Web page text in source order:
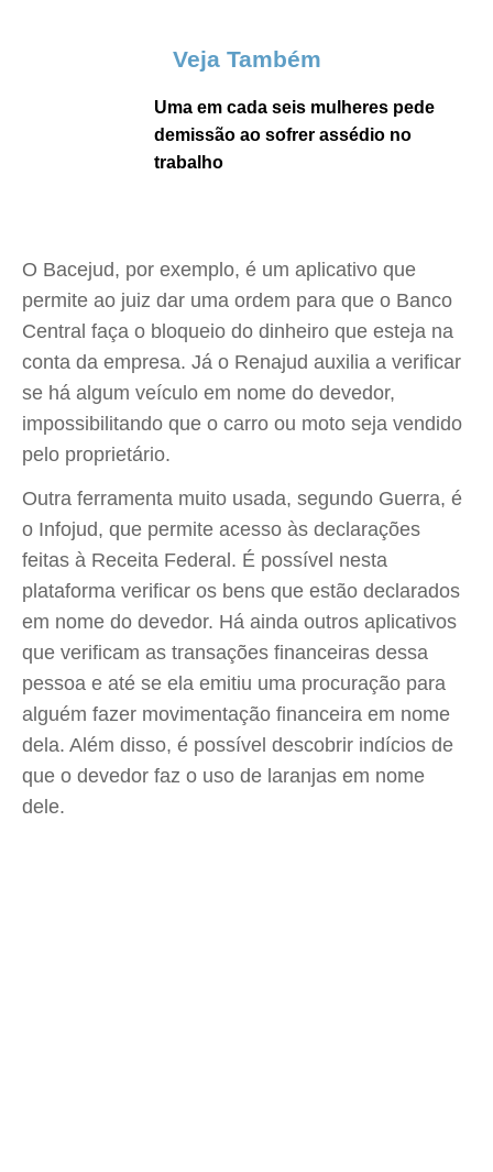
Veja Também
Uma em cada seis mulheres pede
demissão ao sofrer assédio no
trabalho
O Bacejud, por exemplo, é um aplicativo que
permite ao juiz dar uma ordem para que o Banco
Central faça o bloqueio do dinheiro que esteja na
conta da empresa. Já o Renajud auxilia a verificar
se há algum veículo em nome do devedor,
impossibilitando que o carro ou moto seja vendido
pelo proprietário.
Outra ferramenta muito usada, segundo Guerra, é
o Infojud, que permite acesso às declarações
feitas à Receita Federal. É possível nesta
plataforma verificar os bens que estão declarados
em nome do devedor. Há ainda outros aplicativos
que verificam as transações financeiras dessa
pessoa e até se ela emitiu uma procuração para
alguém fazer movimentação financeira em nome
dela. Além disso, é possível descobrir indícios de
que o devedor faz o uso de laranjas em nome
dele.